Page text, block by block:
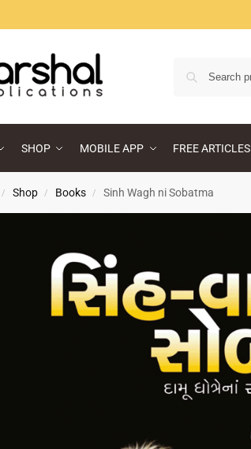
SHOP MOBILE APP FREE ARTICLES
/ Shop / Books / Sinh Wagh ni Sobatma